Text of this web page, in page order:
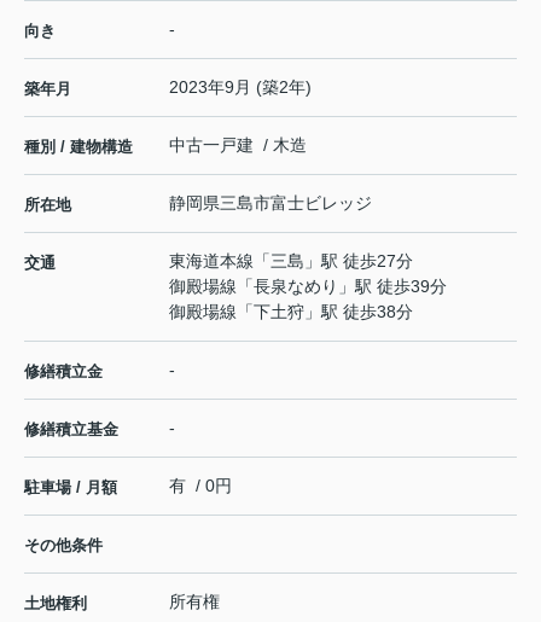
向き -
築年月 2023年9月 (築2年)
種別 / 建物構造 中古一戸建 / 木造
所在地 静岡県三島市富士ビレッジ
交通 東海道本線 「三島 」駅 徒歩27分
御殿場線 「長泉なめり 」駅 徒歩39分
御殿場線 「下土狩 」駅 徒歩38分
修繕積立金 -
修繕積立基金 -
駐車場 / 月額 有 / 0円
その他条件
土地権利 所有権